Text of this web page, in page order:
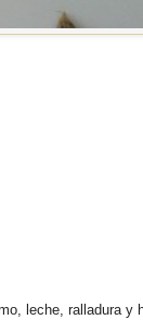
leche, ralladura y